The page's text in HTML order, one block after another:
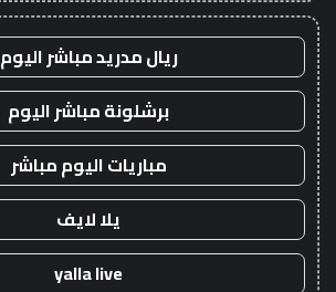
ريال مدريد مباشر اليوم
برشلونة مباشر اليوم
مباريات اليوم مباشر
يلا لايف
yalla live